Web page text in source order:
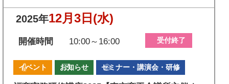
2025年12月3日 (水)
開催時間 10:00～16:00 受付終了
イベント お知らせ セミナー・講演会・研修